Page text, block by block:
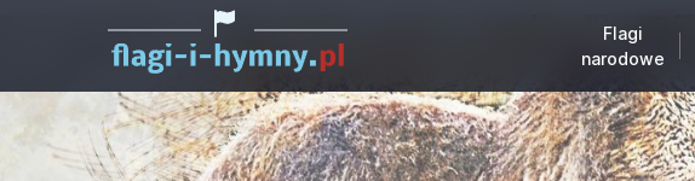
Flagi
narodowe